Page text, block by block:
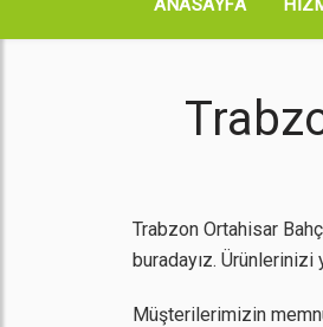
ANASAYFA
Trabzon Ortahisar
buradayız.
Müşterilerimizin